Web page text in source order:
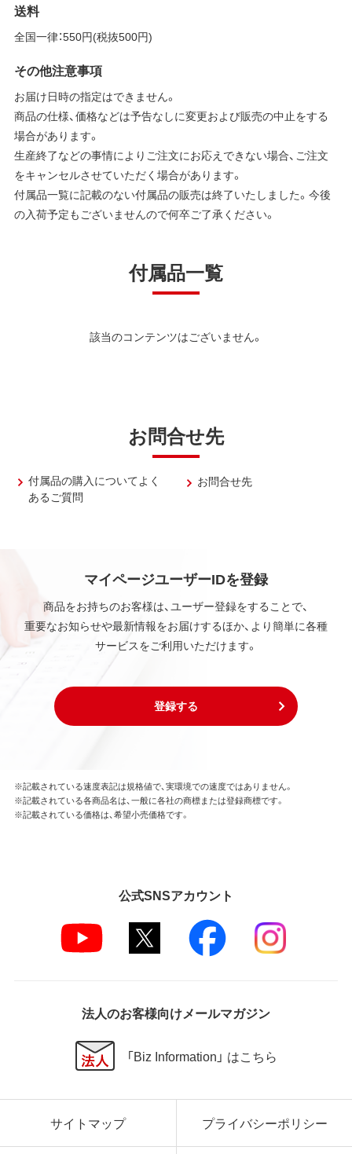
送料
全国一律：550円(税抜500円)
その他注意事項
お届け日時の指定はできません。
商品の仕様、価格などは予告なしに変更および販売の中止をする
場合があります。
生産終了などの事情によりご注文にお応えできない場合、ご注文
をキャンセルさせていただく場合があります。
付属品一覧に記載のない付属品の販売は終了いたしました。今後
の入荷予定もございませんので何卒ご了承ください。
付属品一覧
該当のコンテンツはございません。
お問合せ先
付属品の購入についてよく
あるご質問
お問合せ先
マイページユーザーIDを登録
商品をお持ちのお客様は、ユーザー登録をすることで、
重要なお知らせや最新情報をお届けするほか、より簡単に各種
サービスをご利用いただけます。
登録する
※記載されている速度表記は規格値で、実環境での速度ではありません。
※記載されている各商品名は、一般に各社の商標または登録商標です。
※記載されている価格は、希望小売価格です。
公式SNSアカウント
法人のお客様向けメールマガジン
「Biz Information」 はこちら
サイトマップ プライバシーポリシー